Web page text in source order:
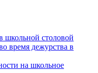
школьной столовой
время дежурства в
на школьное